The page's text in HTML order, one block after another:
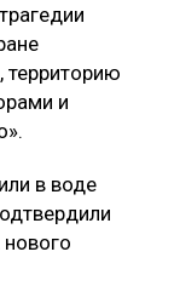
территорию
и
в воде